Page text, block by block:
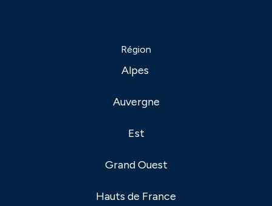
Région
Alpes
Auvergne
Est
Grand Ouest
Hauts de France